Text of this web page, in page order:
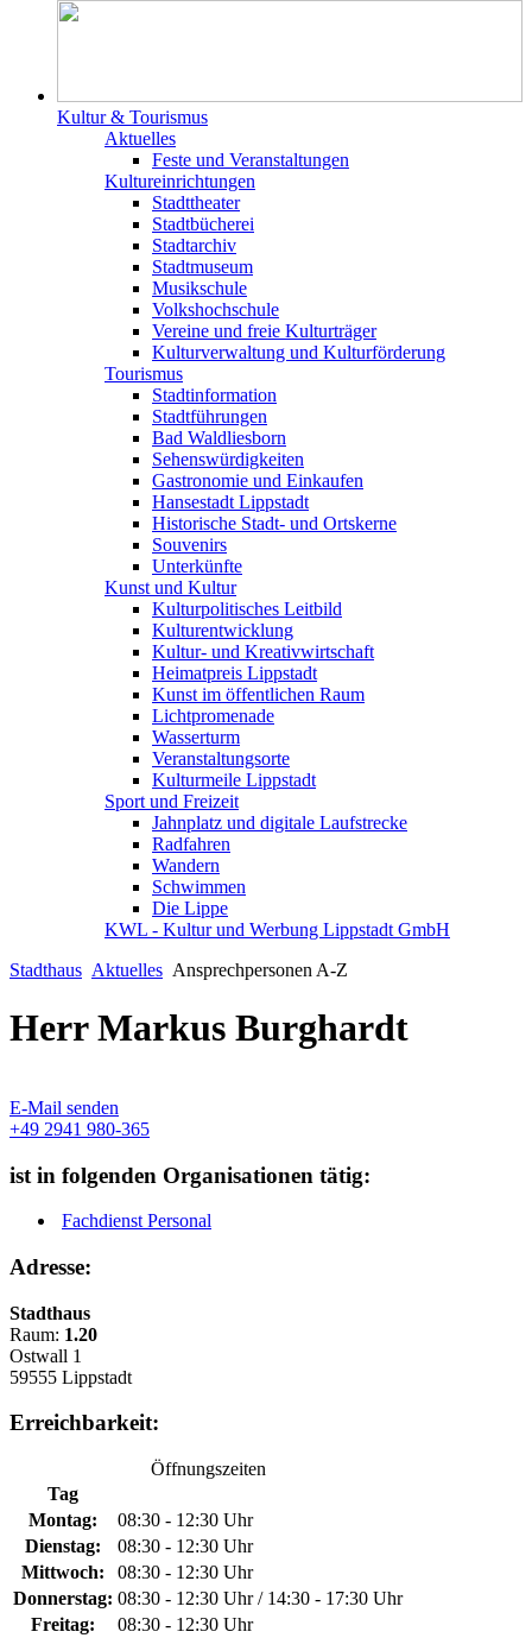
Kultur & Tourismus
Aktuelles
Feste und Veranstaltungen
Kultureinrichtungen
Stadttheater
Stadtbücherei
Stadtarchiv
Stadtmuseum
Musikschule
Volkshochschule
Vereine und freie Kulturträger
Kulturverwaltung und Kulturförderung
Tourismus
Stadtinformation
Stadtführungen
Bad Waldliesborn
Sehenswürdigkeiten
Gastronomie und Einkaufen
Hansestadt Lippstadt
Historische Stadt- und Ortskerne
Souvenirs
Unterkünfte
Kunst und Kultur
Kulturpolitisches Leitbild
Kulturentwicklung
Kultur- und Kreativwirtschaft
Heimatpreis Lippstadt
Kunst im öffentlichen Raum
Lichtpromenade
Wasserturm
Veranstaltungsorte
Kulturmeile Lippstadt
Sport und Freizeit
Jahnplatz und digitale Laufstrecke
Radfahren
Wandern
Schwimmen
Die Lippe
KWL - Kultur und Werbung Lippstadt GmbH
Stadthaus Aktuelles Ansprechpersonen A-Z
Herr Markus Burghardt
E-Mail senden
+49 2941 980-365
ist in folgenden Organisationen tätig:
Fachdienst Personal
Adresse:
Stadthaus
Raum: 1.20
Ostwall 1
59555 Lippstadt
Erreichbarkeit:
Öffnungszeiten
Tag
Montag:
08:30 - 12:30 Uhr
Dienstag:
08:30 - 12:30 Uhr
Mittwoch:
08:30 - 12:30 Uhr
Donnerstag: 08:30 - 12:30 Uhr / 14:30 - 17:30 Uhr
Freitag:
08:30 - 12:30 Uhr